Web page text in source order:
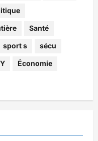
Santé
sport s sécu
Y Économie